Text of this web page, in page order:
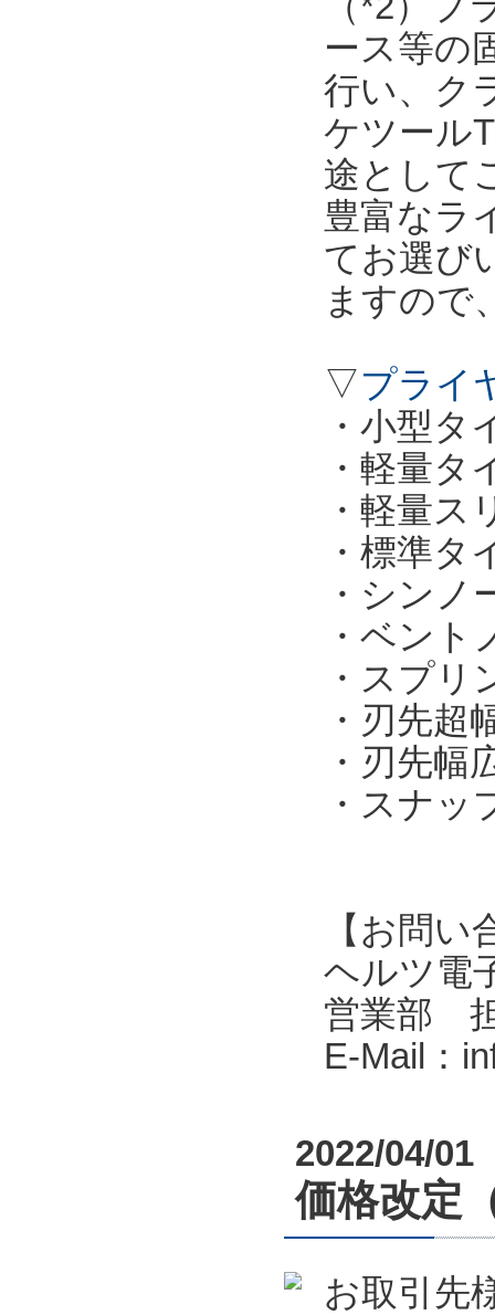
ース等の
行い、ク
ケツール
途として
豊富なラ
てお選び
ますので
▽プライ
・小型タ
・軽量タ
・軽量ス
・標準タ
・シンノ
・ベント
・スプ
・刃先超
・刃先幅
・スナッ
【お問い
ヘルツ電
営業部
E-Mail：
2022/04/01
価格改定
お取引先